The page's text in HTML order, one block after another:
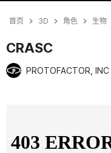
首页 3D 角色 生物
CRASC
PROTOFACTOR, INC